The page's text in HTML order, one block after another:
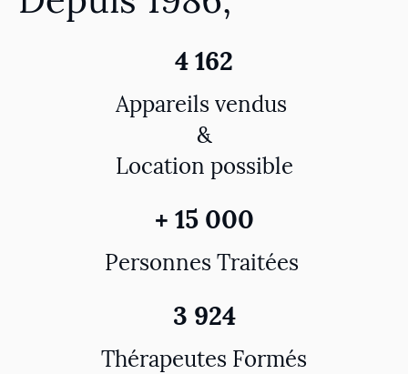
4 162
Appareils vendus
&
Location possible
+ 15 000
Personnes Traitées
3 924
Thérapeutes Formés